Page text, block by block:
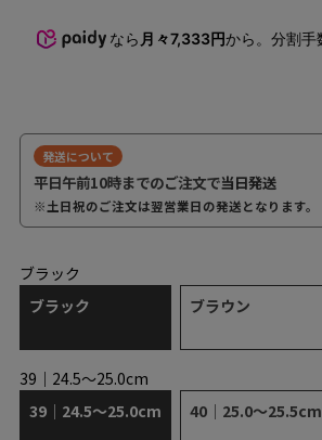
なら 月々7,333円から。分割手
発送について
平日午前10時までのご注文で当日発送
※土日祝のご注文は翌営業日の発送となります。
39｜24.5～25.0cm
39｜24.5～25.0cm
40｜25.0～25.5cm
ブラック
ブラック
ブラウン